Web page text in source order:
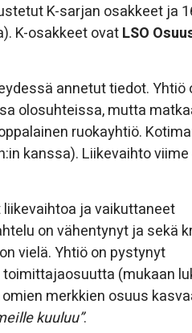
K-sarjan osakkeet ja
K-osakkeet ovatLSO
annetut tiedot. Yhtiö
olosuhteissa, mutta
ruokayhtiö.
kanssa). Liikevaihto
ja vaikuttaneet
on vähentynyt ja sekä
vielä. Yhtiö on pystynyt
(mukaan
merkkien osuus
kuuluu”.